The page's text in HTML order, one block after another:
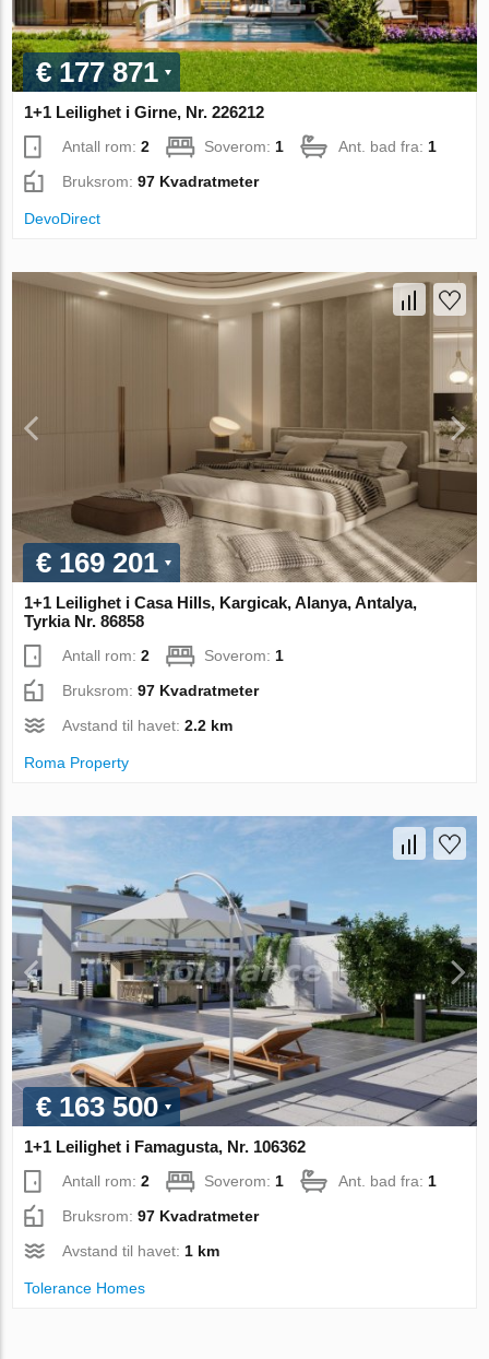
€ 177 871
1+1 Leilighet i Girne, Nr. 226212
Antall rom:2 Soverom: 1 Ant. bad fra: 1
Bruksrom:97 Kvadratmeter
DevoDirect
€ 169 201
1+1 Leilighet i Casa Hills, Kargicak, Alanya, Antalya,
Tyrkia Nr. 86858
Antall rom:2 Soverom: 1
Bruksrom:97 Kvadratmeter
Avstand til havet:2.2 km
Roma Property
€ 163 500
1+1 Leilighet i Famagusta, Nr. 106362
Antall rom:2 Soverom: 1 Ant. bad fra: 1
Bruksrom:97 Kvadratmeter
Avstand til havet: 1 km
Tolerance Homes